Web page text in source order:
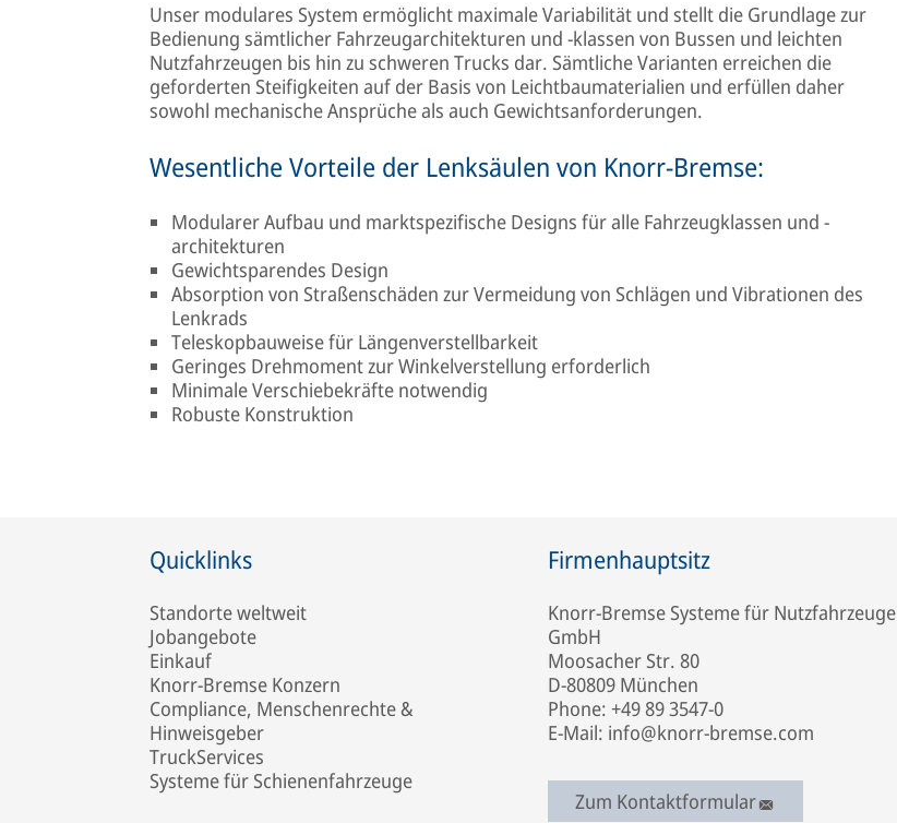
Unser modulares System ermöglicht maximale Variabilität und stellt die Grundlage zur
Bedienung sämtlicher Fahrzeugarchitekturen und -klassen von Bussen und leichten
Nutzfahrzeugen bis hin zu schweren Trucks dar. Sämtliche Varianten erreichen die
geforderten Steifigkeiten auf der Basis von Leichtbaumaterialien und erfüllen daher
sowohl mechanische Ansprüche als auch Gewichtsanforderungen.
Wesentliche Vorteile der Lenksäulen von Knorr-Bremse:
Modularer Aufbau und marktspezifische Designs für alle Fahrzeugklassen und -
architekturen
Gewichtsparendes Design
Absorption von Straßenschäden zur Vermeidung von Schlägen und Vibrationen des
Lenkrads
Teleskopbauweise für Längenverstellbarkeit
Geringes Drehmoment zur Winkelverstellung erforderlich
Minimale Verschiebekräfte notwendig
Robuste Konstruktion
Quicklinks
Standorte weltweit
Jobangebote
Einkauf
Knorr-Bremse Konzern
Compliance, Menschenrechte &
Hinweisgeber
TruckServices
Systeme für Schienenfahrzeuge
Firmenhauptsitz
Knorr-Bremse Systeme für Nutzfahrzeuge
GmbH
Moosacher Str. 80
D-80809 München
Phone: +49 89 3547-0
E-Mail: info@knorr-bremse.com
Zum Kontaktformular